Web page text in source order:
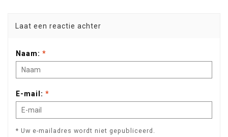
Laat een reactie achter
Naam: *
E-mail: *
* Uw e-mailadres wordt niet gepubliceerd.